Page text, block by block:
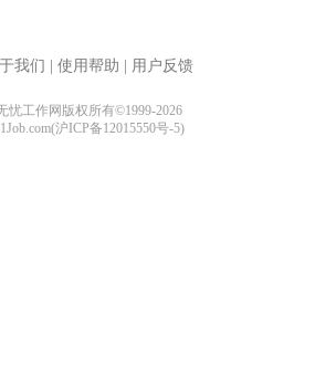
我们 使用帮助 用户反馈
忧工作网版权所有©1999-2026
沪ICP备12015550号-5)